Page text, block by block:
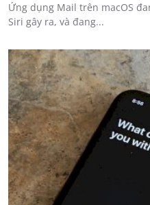
Ứng dụng Mail trên macOS
Siri gây ra, và đang...